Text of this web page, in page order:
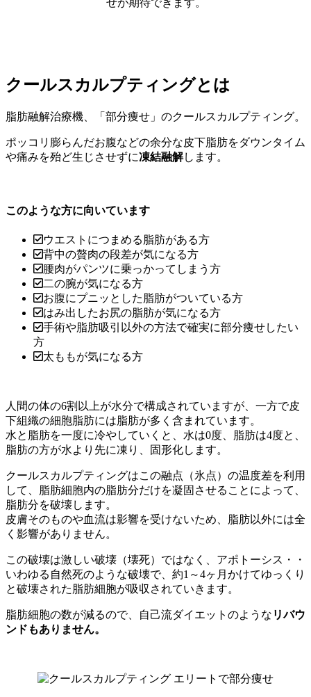
せが期待できます。
クールスカルプティングとは
脂肪融解治療機、「部分痩せ」のクールスカルプティング。
ポッコリ膨らんだお腹などの余分な皮下脂肪をダウンタイム
や痛みを殆ど生じさせずに凍結融解します。
このような方に向いています
ウエストにつまめる脂肪がある方
背中の贅肉の段差が気になる方
腰肉がパンツに乗っかってしまう方
二の腕が気になる方
お腹にプニッとした脂肪がついている方
はみ出したお尻の脂肪が気になる方
手術や脂肪吸引以外の方法で確実に部分痩せしたい
方
太ももが気になる方
人間の体の6割以上が水分で構成されていますが、一方で皮
下組織の細胞脂肪には脂肪が多く含まれています。
水と脂肪を一度に冷やしていくと、水は0度、脂肪は4度と、
脂肪の方が水より先に凍り、固形化します。
クールスカルプティングはこの融点（氷点）の温度差を利用
して、脂肪細胞内の脂肪分だけを凝固させることによって、
脂肪分を破壊します。
皮膚そのものや血流は影響を受けないため、脂肪以外には全
く影響がありません。
この破壊は激しい破壊（壊死）ではなく、アポトーシス・・
いわゆる自然死のような破壊で、約1～4ヶ月かけてゆっくり
と破壊された脂肪細胞が吸収されていきます。
脂肪細胞の数が減るので、自己流ダイエットのような リバウ
ンドもありません。